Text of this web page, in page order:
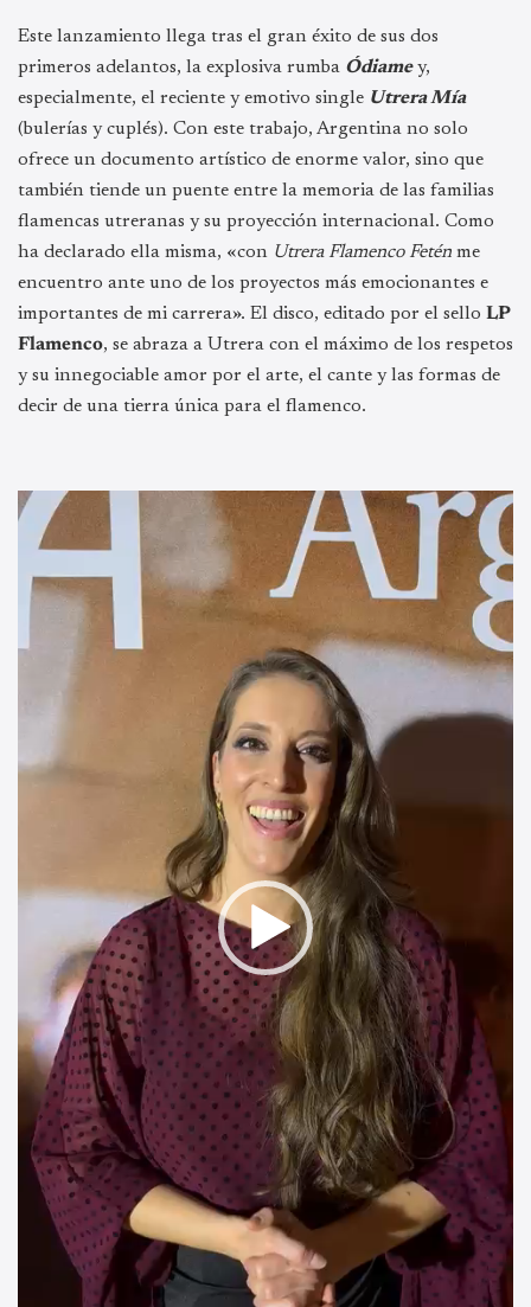
Este lanzamiento llega tras el gran éxito de sus dos
primeros adelantos, la explosiva rumba Ódiamey,
especialmente, el reciente y emotivo single Utrera Mía
(bulerías y cuplés). Con este trabajo, Argentina no solo
ofrece un documento artístico de enorme valor, sino que
también tiende un puente entre la memoria de las familias
flamencas utreranas y su proyección internacional. Como
ha declarado ella misma, «con Utrera Flamenco Fetén me
encuentro ante uno de los proyectos más emocionantes e
importantes de mi carrera». El disco, editado por el sello LP
Flamenco, se abraza a Utrera con el máximo de los respetos
y su innegociable amor por el arte, el cante y las formas de
decir de una tierra única para el flamenco.
Reproductor
de